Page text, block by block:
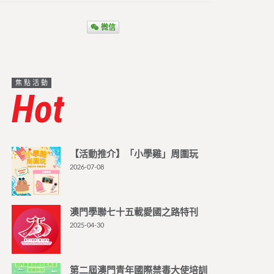
微信
焦點活動
Hot
【活動推介】「小學雞」周圍玩
2026-07-08
澳門學聯七十五載愛國之路特刊
2025-04-30
第二屆澳門青年國際禁毒大使培訓